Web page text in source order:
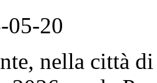
05-20
nella città